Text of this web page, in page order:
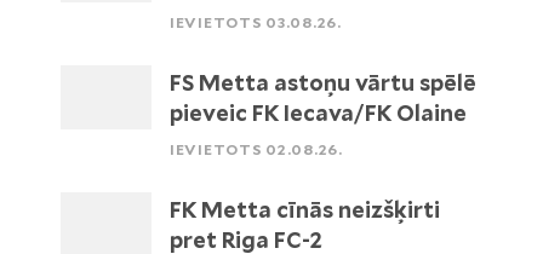
IEVIETOTS 03.08.26.
FS Metta astoņu vārtu spēlē
pieveic FK Iecava/FK Olaine
IEVIETOTS 02.08.26.
FK Metta cīnās neizšķirti
pret Riga FC-2